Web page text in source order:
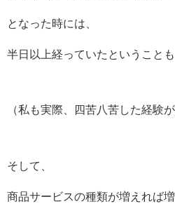
となった時には、
半日以上経っていたということも
（私も実際、四苦八苦した経験
そして、
商品サービスの種類が増えれば増